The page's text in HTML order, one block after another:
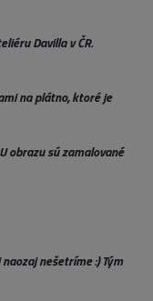
Davilla v ČR.
na plátno, ktoré je
obrazu sú zamalované
nešetríme :) Tým